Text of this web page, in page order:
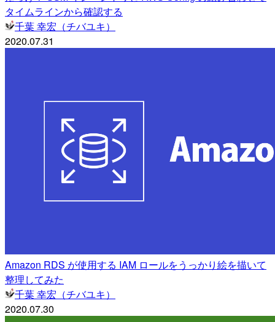
タイムラインから確認する
千葉 幸宏（チバユキ）
2020.07.31
Amazon RDS が使用する IAM ロールをうっかり絵を描いて
整理してみた
千葉 幸宏（チバユキ）
2020.07.30